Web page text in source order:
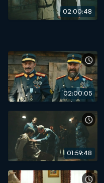
02:00:48
02:00:05
01:59:48